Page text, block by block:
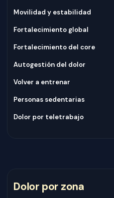
Movilidad y estabilidad
Fortalecimiento global
Fortalecimiento del core
Autogestión del dolor
Volver a entrenar
Personas sedentarias
Dolor por teletrabajo
Dolor por zona